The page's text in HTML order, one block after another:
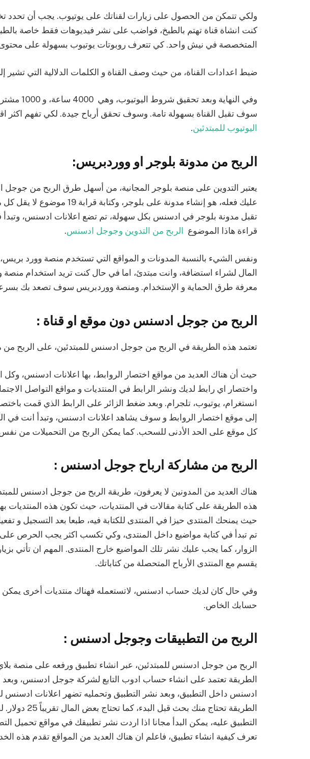
ولكي تتمكن من الحصول على زيارات لقناتك على يوتيوب. يجب أن تحدد
كنت انشاة قناة تهتم بالطبخ، فواضب على نشر فيديوهات فقط خاصة
المتخصصة في نيش واحد. كي تتعرف روبوتات يوتيوب بسهولة على محتوى
ضبط اعدادات القناة، من حيث وصف القناة و الكلمات الدلالية التي تشير
وفي النهاية
سوف تقبل القناة بسهولة تامة. وسوف تحقق أرباح جيدة. لكي تفهم اكثر
اليوتيوب للمبتدئين.
الربح من مدونة بلوجر او ووردبريس:
يعتبر التدوين على منصة بلوجر المجانية، من أسهل طرق الربح من
تقبل مدونة بلوجر في ادسنس بكل سهولة، تم تضع اعلانات ادسنس، وتبدأ
قراءة هاذا الموضوع
الربح من التدوين وجوجل ادسنس.
ونفس الشيء بالنسبة المدونات و المواقع التي تستخدم منصة وورد
المال لشراء استضافة، وانت مبتدئ، اما في حال كنت تريد استخدام
معرفة طرق الحماية و الإستخدام. ومنصة ووردبريس سوف تصعد بك
الربح من جوجل ادسنس دون موقع او قناة :
تعتمد هذه الطريقة في الربح من جوجل ادسنس للمبتدئين، على الربح من
حيث أن هناك العديد من مواقع اختصار الروابط، بها اعلانات ادسنس،
واختصار اي رابط لديك ونشر الرابط في المنتديات و مواقع التواصل
انستغرام، يوتيوب، تلجرام. وبعد ضغط الزائر على الرابط الذي قمت
إلى موقع اختصار الروابط و سوف يشاهد اعلانات ادسنس، وتبدأ انت
كل موقع على الحد الأدنى للسحب. كما يمكن الربح من التحميلات من نفس
الربح من مشاركة ارباح جوجل ادسنس :
هناك العديد من المدونين لا يعرفون، طريقة الربح من جوجل ادسنس
هذه الطريقة على كتابة مقالات في المنتديات، حيث تكون هذه المنتديات
حيث يمنحك المنتدى حيزا في المنتدى للكتابة فيه، طبعا بعد التسجيل و
تم تبدأ في كتابة مواضيع داخل المنتدى، وكي تكسب اكثر يجب الحرص
الزوار، كما يجب عليك نشر تلك المواضيع خارج المنتدى. المهم ان
يقسم مع المنتدى الأرباح المتحصلة من كتاباتك.
وفي حال كان لديك حساب ادسنس، لاتستعمله فهناك منتديات أخرى يمكن
حسابك الخاص.
الربح من التطبيقات وجوجل ادسنس :
الربح من جوجل ادسنس للمبتدئين، عبر انشاء تطبيق ورفعه على منصة
الطريقة تعتمد على انشاء حساب ادوب التابع لشركة جوجل ادسنس، وبعد
ادسنس داخل التطبيق، وبعد نشر التطبيق وتحمليه تضهر اعلانات
الطريقة تحتاج منك
التطبيق عليه، يمكن البدأ مجانا اذا اردت نشر تطبيقك في مواقع تحميل
تعرف كيفية انشاء تطبيق، فاعلم ان هناك العديد من المواقع تقدم هذه